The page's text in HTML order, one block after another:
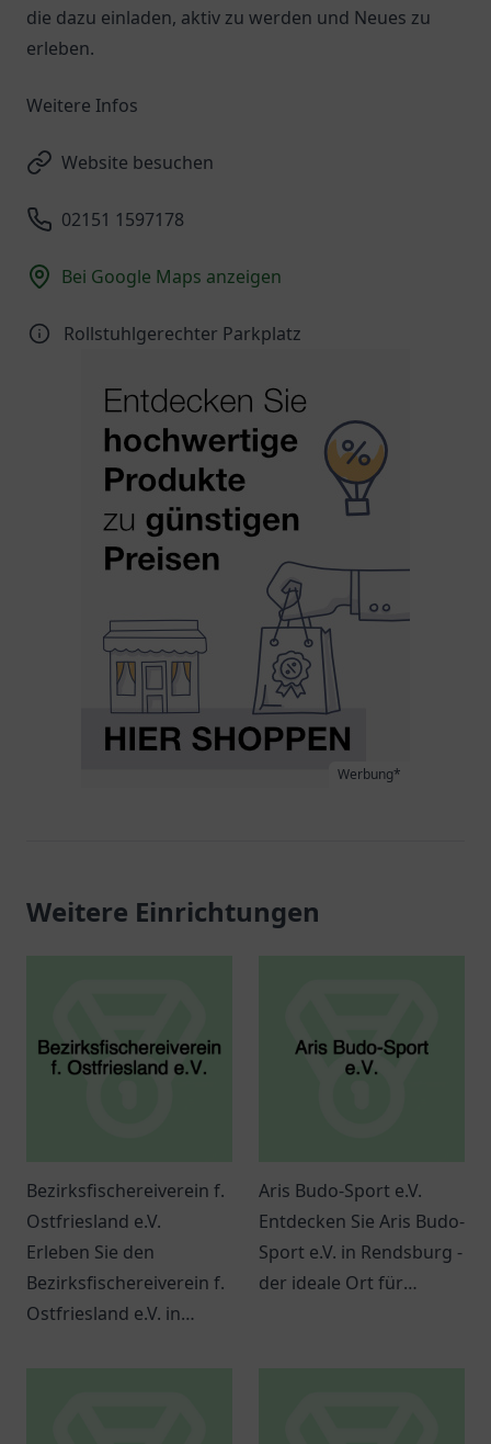
die dazu einladen, aktiv zu werden und Neues zu
erleben.
Weitere Infos
Website besuchen
02151 1597178
Bei Google Maps anzeigen
Rollstuhlgerechter Parkplatz
Werbung*
Weitere Einrichtungen
Bezirksfischereiverein f.
Ostfriesland e.V.
Erleben Sie den
Bezirksfischereiverein f.
Ostfriesland e.V. in
Aris Budo-Sport e.V.
Entdecken Sie Aris Budo-
Sport e.V. in Rendsburg -
der ideale Ort für